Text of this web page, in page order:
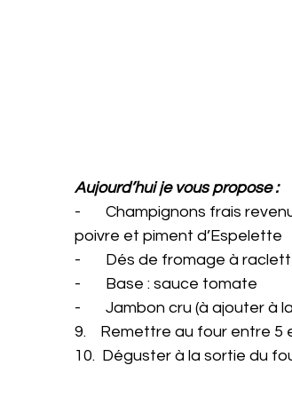
Aujourd’hui je vous propose :
-       Champignons frais
poivre et piment d’Espelette
-       Dés de fromage à
-       Base : sauce tomate
-       Jambon cru (à ajouter
9.    Remettre au four entre
10.  Déguster à la sortie du